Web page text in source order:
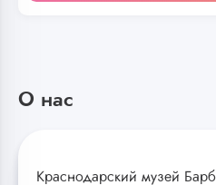
О нас
Краснодарский музей